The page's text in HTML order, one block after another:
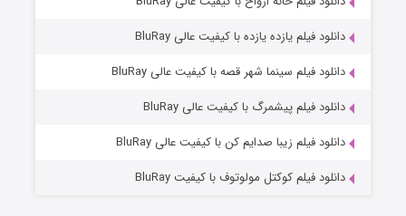
دانلود فیلم یازده یازده با کیفیت عالی BluRay
دانلود فیلم سینما شهر قصه با کیفیت عالی BluRay
دانلود فیلم پیشمرگ با کیفیت عالی BluRay
دانلود فیلم زیبا صدایم کن با کیفیت عالی BluRay
دانلود فیلم کوکتل مولوتوف با کیفیت BluRay